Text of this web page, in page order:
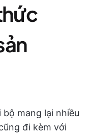
mang lại nhiều
đi kèm với